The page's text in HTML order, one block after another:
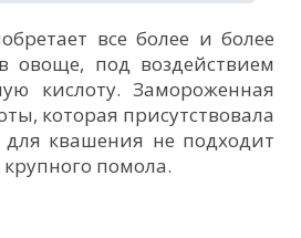
все более и более
овоще, под воздействием
кислоту. Замороженная
которая присутствовала
квашения не подходит
помола.